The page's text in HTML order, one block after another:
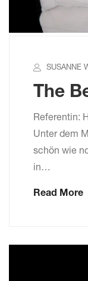
SUSANNE
The
Referentin:
Unter dem
schön wie
in…
Read More